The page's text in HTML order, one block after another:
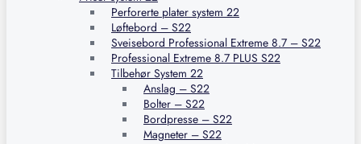
Perforerte plater system 22
Løftebord – S22
Sveisebord Professional Extreme 8.7 – S22
Professional Extreme 8.7 PLUS S22
Tilbehør System 22
Anslag – S22
Bolter – S22
Bordpresse – S22
Magneter – S22